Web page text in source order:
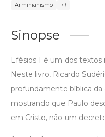
Arminianismo
+1
Sinopse
Efésios 1 é um dos textos
Neste livro, Ricardo
profundamente bíblica da
mostrando que Paulo
em Cristo, não um